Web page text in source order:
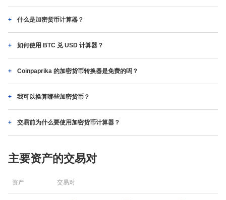
什么是加密货币计算器？
如何使用 BTC 兑 USD 计算器？
Coinpaprika 的加密货币转换器是免费的吗？
我可以换算哪些加密货币？
交易前为什么要使用加密货币计算器？
主要资产的交易对
资产 交易对